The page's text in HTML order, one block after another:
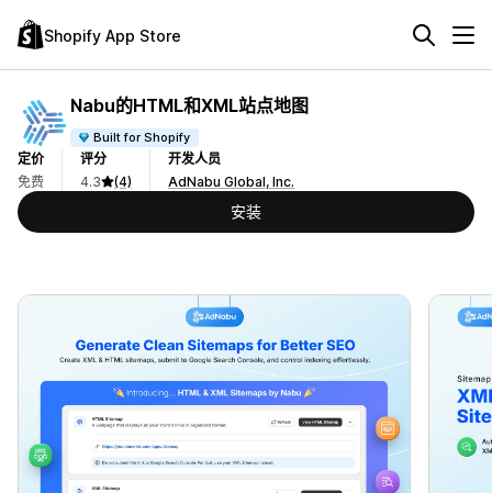
Shopify App Store
Nabu的HTML和XML站点地图
Built for Shopify
定价
免费
评分
4.3
(4)
开发人员
AdNabu Global, Inc.
安装